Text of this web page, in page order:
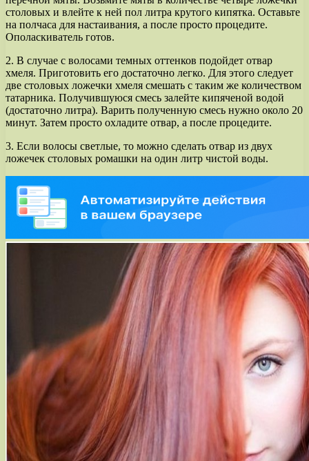
столовых и влейте к ней пол литра крутого кипятка. Оставьте
на полчаса для настаивания, а после просто процедите.
Ополаскиватель готов.
2. В случае с волосами темных оттенков подойдет отвар
хмеля. Приготовить его достаточно легко. Для этого следует
две столовых ложечки хмеля смешать с таким же количеством
татарника. Получившуюся смесь залейте кипяченой водой
(достаточно литра). Варить полученную смесь нужно около 20
минут. Затем просто охладите отвар, а после процедите.
3. Если волосы светлые, то можно сделать отвар из двух
ложечек столовых ромашки на один литр чистой воды.